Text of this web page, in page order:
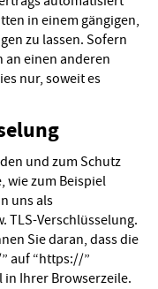
in einem gängigen,
zu lassen. Sofern
an einen anderen
nur, soweit es
und zum Schutz
wie zum Beispiel
uns als
TLS-Verschlüsselung.
Sie daran, dass die
auf “https://”
in Ihrer Browserzeile.